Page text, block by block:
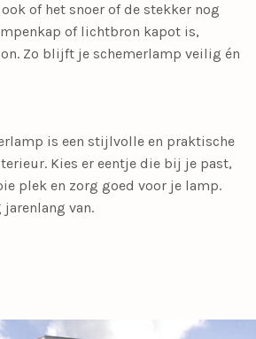
of het snoer of de stekker nog
of lichtbron kapot is,
Zo blijft je schemerlamp veilig én
is een stijlvolle en praktische
Kies er eentje die bij je past,
plek en zorg goed voor je lamp.
jarenlang van.